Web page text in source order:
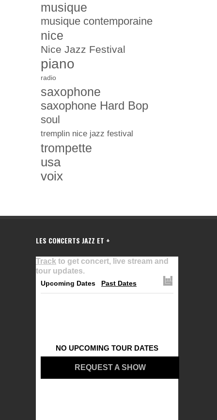
musique
musique contemporaine
nice
Nice Jazz Festival
piano
radio
saxophone
saxophone Hard Bop
soul
tremplin nice jazz festival
trompette
usa
voix
LES CONCERTS JAZZ ET +
Track to get concert, live stream and
tour updates.
Upcoming Dates Past Dates
NO UPCOMING TOUR DATES
REQUEST A SHOW